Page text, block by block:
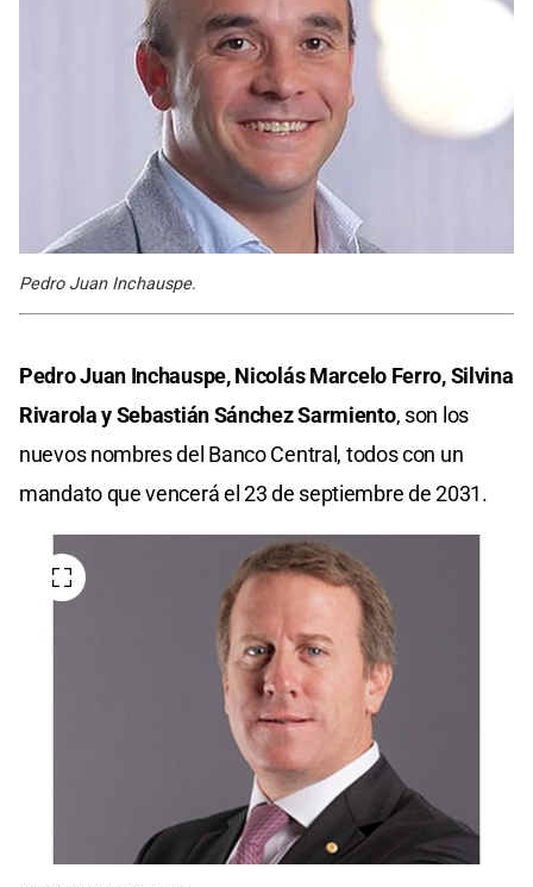
Pedro Juan Inchauspe.
Pedro Juan Inchauspe, Nicolás Marcelo Ferro, Silvina
Rivarola y Sebastián Sánchez Sarmiento, son los
nuevos nombres del Banco Central, todos con un
mandato que vencerá el 23 de septiembre de 2031.